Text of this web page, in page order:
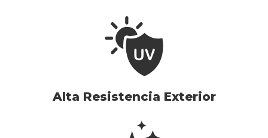
Alta Resistencia Exterior